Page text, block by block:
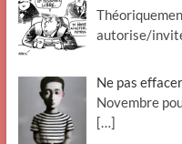
autorise/
Ne pas effacer
Novembre
[…]